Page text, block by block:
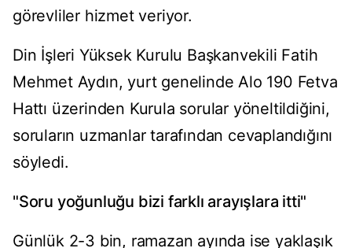
görevliler hizmet veriyor.
Din İşleri Yüksek Kurulu Başkanvekili Fatih
Mehmet Aydın, yurt genelinde Alo 190 Fetva
Hattı üzerinden Kurula sorular yöneltildiğini,
soruların uzmanlar tarafından cevaplandığını
söyledi.
"Soru yoğunluğu bizi farklı arayışlara itti"
Günlük 2-3 bin, ramazan ayında ise yaklaşık